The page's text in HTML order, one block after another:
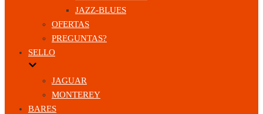
JAZZ-BLUES
OFERTAS
PREGUNTAS?
SELLO
JAGUAR
MONTEREY
BARES